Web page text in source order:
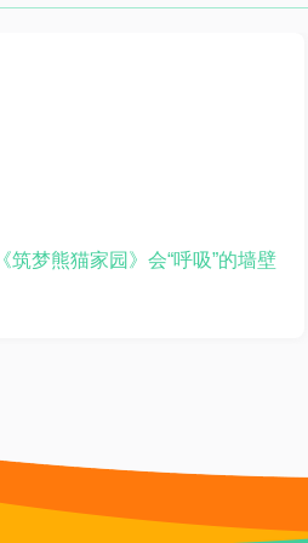
《筑梦熊猫家园》会“呼吸”的墙壁